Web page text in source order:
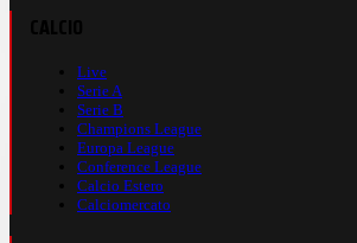
Live
Serie A
Serie B
Champions League
Europa League
Conference League
Calcio Estero
Calciomercato